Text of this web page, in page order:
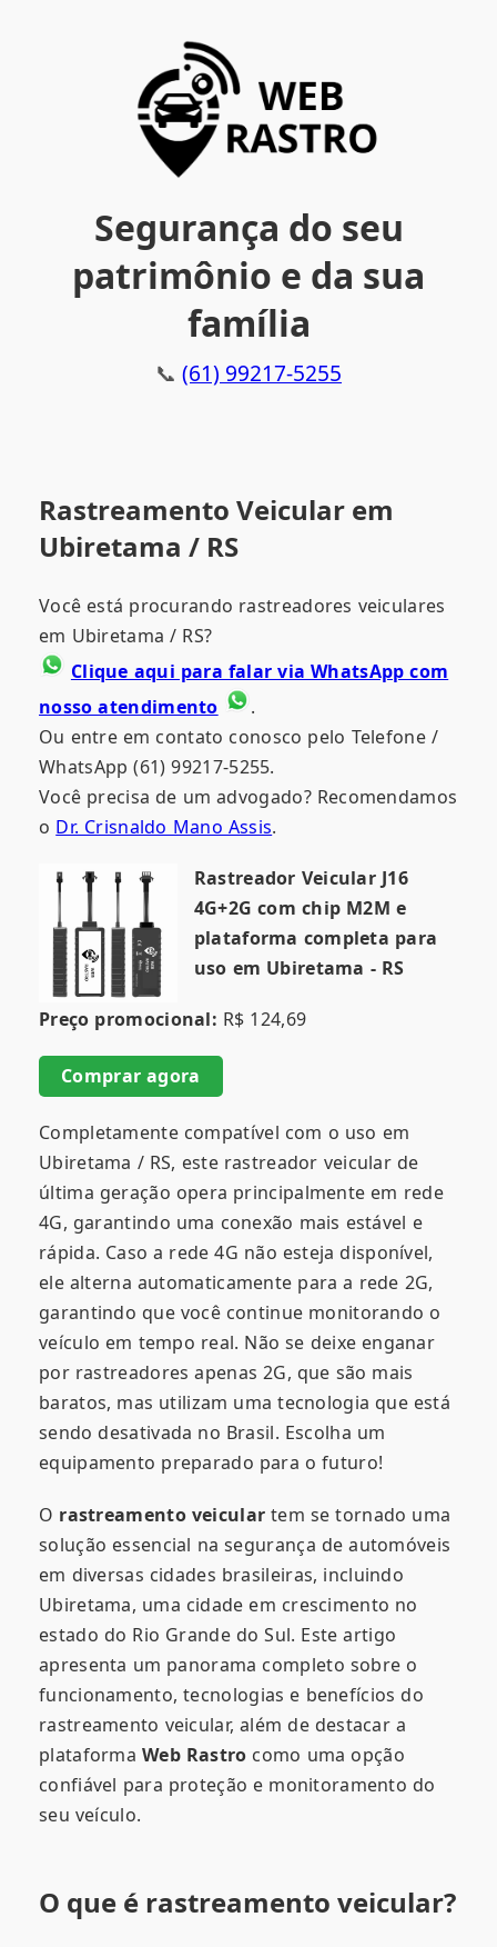
Segurança do seu
patrimônio e da sua
família
📞 (61) 99217-5255
Rastreamento Veicular em
Ubiretama / RS
Você está procurando rastreadores veiculares
em Ubiretama / RS?
Clique aqui para falar via WhatsApp com
nosso atendimento
.
Ou entre em contato conosco pelo Telefone /
WhatsApp (61) 99217-5255.
Você precisa de um advogado? Recomendamos
o Dr. Crisnaldo Mano Assis.
Rastreador Veicular J16
4G+2G com chip M2M e
plataforma completa para
uso em Ubiretama - RS
Preço promocional: R$ 124,69
Comprar agora
Completamente compatível com o uso em
Ubiretama / RS, este rastreador veicular de
última geração opera principalmente em rede
4G, garantindo uma conexão mais estável e
rápida. Caso a rede 4G não esteja disponível,
ele alterna automaticamente para a rede 2G,
garantindo que você continue monitorando o
veículo em tempo real. Não se deixe enganar
por rastreadores apenas 2G, que são mais
baratos, mas utilizam uma tecnologia que está
sendo desativada no Brasil. Escolha um
equipamento preparado para o futuro!
O rastreamento veicular tem se tornado uma
solução essencial na segurança de automóveis
em diversas cidades brasileiras, incluindo
Ubiretama, uma cidade em crescimento no
estado do Rio Grande do Sul. Este artigo
apresenta um panorama completo sobre o
funcionamento, tecnologias e benefícios do
rastreamento veicular, além de destacar a
plataforma Web Rastro como uma opção
confiável para proteção e monitoramento do
seu veículo.
O que é rastreamento veicular?